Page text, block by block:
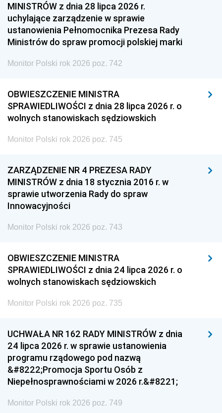
MINISTRÓW z dnia 28 lipca 2026 r.
uchylające zarządzenie w sprawie
ustanowienia Pełnomocnika Prezesa Rady
Ministrów do spraw promocji polskiej marki
Monitor Polski rok 2026 poz. 742
OBWIESZCZENIE MINISTRA
SPRAWIEDLIWOŚCI z dnia 28 lipca 2026 r. o
wolnych stanowiskach sędziowskich
Monitor Polski rok 2026 poz. 745
ZARZĄDZENIE NR 4 PREZESA RADY
MINISTRÓW z dnia 18 stycznia 2016 r. w
sprawie utworzenia Rady do spraw
Innowacyjności
Monitor Polski rok 2026 poz. 743
OBWIESZCZENIE MINISTRA
SPRAWIEDLIWOŚCI z dnia 24 lipca 2026 r. o
wolnych stanowiskach sędziowskich
Monitor Polski rok 2026 poz. 735
UCHWAŁA NR 162 RADY MINISTRÓW z dnia
24 lipca 2026 r. w sprawie ustanowienia
programu rządowego pod nazwą
&#8222;Promocja Sportu Osób z
Niepełnosprawnościami w 2026 r.&#8221;
Monitor Polski rok 2026 poz. 749